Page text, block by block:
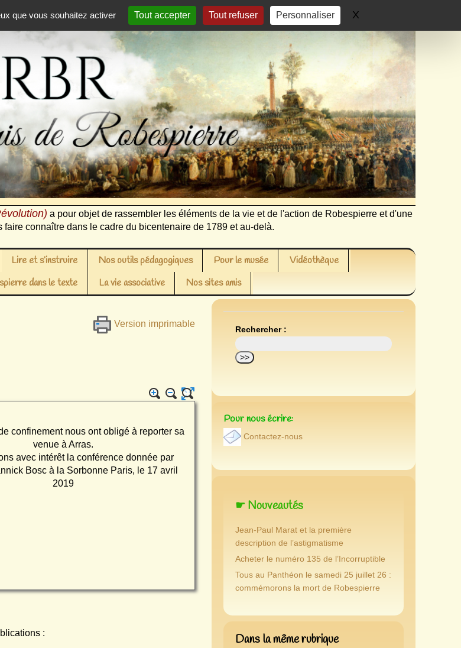
que vous souhaitez activer
Tout accepter Tout refuser Personnaliser X
a pour objet de rassembler les éléments de la vie et de l'action de Robespierre et d'une
connaître dans le cadre du bicentenaire de 1789 et au-delà.
Lire et s’instruire Nos outils pédagogiques Pour le musée
Vidéothèque
dans le texte La vie associative Nos sites amis
Version imprimable
confinement nous ont obligé à reporter sa
venue à Arras.
avec intérêt la conférence donnée par
Bosc à la Sorbonne Paris, le 17 avril
2019
:
Rechercher :
Pour nous écrire:
Contactez-nous
☛ Nouveautés
Jean-Paul Marat et la première
description de l’astigmatisme
Acheter le numéro 135 de l’Incorruptible
Tous au Panthéon le samedi 25 juillet 26 :
commémorons la mort de Robespierre
Dans la même rubrique